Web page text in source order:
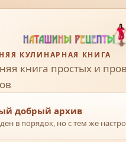
КУЛИНАРНАЯ КНИГА
книга простых и
добрый архив
в порядок, но с тем же